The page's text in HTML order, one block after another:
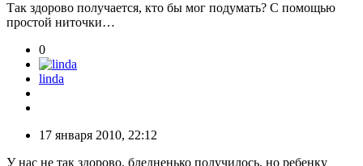
Так здорово получается, кто бы мог подумать? С помощью
простой ниточки…
0
linda
17 января 2010, 22:12
У нас не так здорово, бледненько получилось, но ребенку